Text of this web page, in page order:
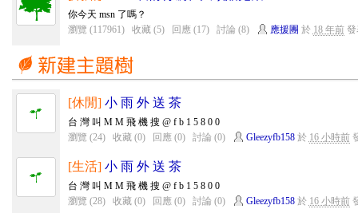
你今天 msn 了嗎？
瀏覽 (117961)
收藏 (5) 回應 (17) 討論 (8) 應援團 於 18 年前發
[休閒] 小 雨 外 送 茶
台 灣 叫 M M 飛 機 搜 @ f b 1 5 8 0 0
瀏覽 (24)
收藏 (0) 回應 (0) 討論 (0) Gleezyfb158於 16 小時前
[生活] 小 雨 外 送 茶
台 灣 叫 M M 飛 機 搜 @ f b 1 5 8 0 0
瀏覽 (28)
收藏 (0) 回應 (0) 討論 (0) Gleezyfb158於 16 小時前